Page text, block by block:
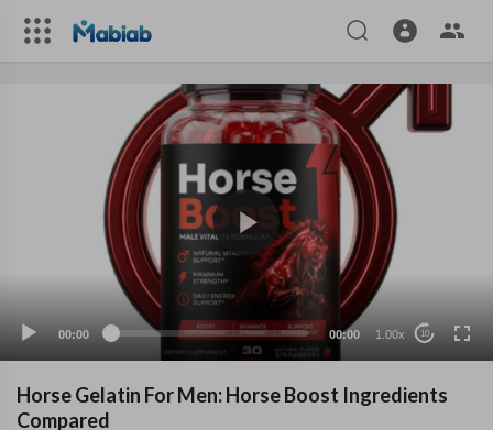
00:00 00:00 1.00x 10
Horse Gelatin For Men: Horse Boost Ingredients
Compared